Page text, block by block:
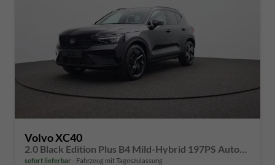
Volvo XC40
sofort lieferbar Fahrzeug mit Tageszulassung